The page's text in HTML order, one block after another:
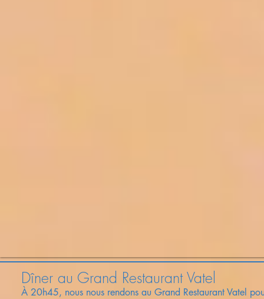
Dîner au Grand Restaurant Vatel
À 20h45, nous nous rendons au Grand Restaurant Vatel